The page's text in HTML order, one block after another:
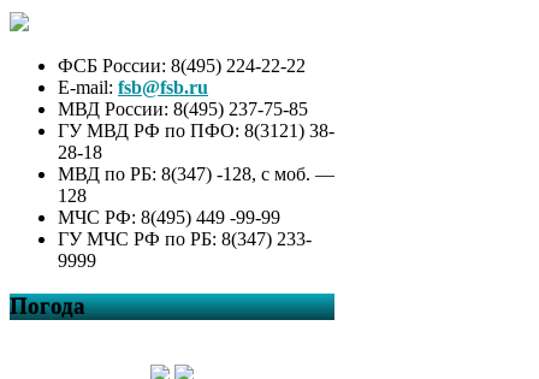
ФСБ России: 8(495) 224-22-22
E-mail: fsb@fsb.ru
МВД России: 8(495) 237-75-85
ГУ МВД РФ по ПФО: 8(3121) 38-
28-18
МВД по РБ: 8(347) -128, с моб. —
128
МЧС РФ: 8(495) 449 -99-99
ГУ МЧС РФ по РБ: 8(347) 233-
9999
Погода